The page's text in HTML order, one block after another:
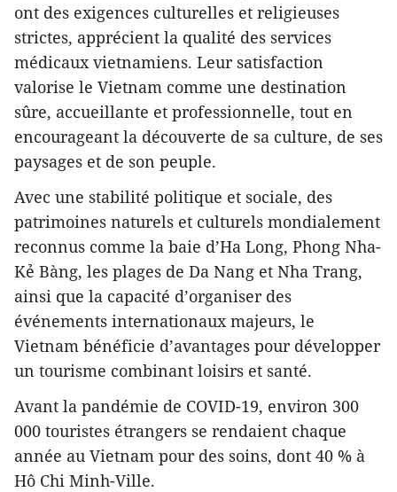
ont des exigences culturelles et religieuses
strictes, apprécient la qualité des services
médicaux vietnamiens. Leur satisfaction
valorise le Vietnam comme une destination
sûre, accueillante et professionnelle, tout en
encourageant la découverte de sa culture, de ses
paysages et de son peuple.
Avec une stabilité politique et sociale, des
patrimoines naturels et culturels mondialement
reconnus comme la baie d’Ha Long, Phong Nha-
Kẻ Bàng, les plages de Da Nang et Nha Trang,
ainsi que la capacité d’organiser des
événements internationaux majeurs, le
Vietnam bénéficie d’avantages pour développer
un tourisme combinant loisirs et santé.
Avant la pandémie de COVID-19, environ 300
000 touristes étrangers se rendaient chaque
année au Vietnam pour des soins, dont 40 % à
Hô Chi Minh-Ville.